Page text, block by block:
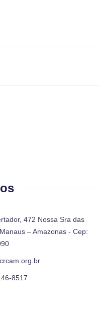
472 Nossa Sra das
– Amazonas - Cep:
8517